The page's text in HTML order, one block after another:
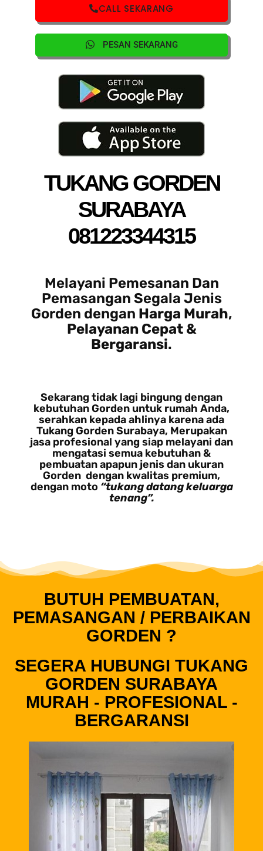
TUKANG GORDEN
SURABAYA
081223344315
Melayani Pemesanan Dan
Pemasangan Segala Jenis
Gorden dengan Harga Murah,
Pelayanan Cepat &
Bergaransi.
Sekarang tidak lagi bingung dengan
kebutuhan Gorden untuk rumah Anda,
serahkan kepada ahlinya karena ada
Tukang Gorden Surabaya, Merupakan
jasa profesional yang siap melayani dan
mengatasi semua kebutuhan &
pembuatan apapun jenis dan ukuran
Gorden dengan kwalitas premium,
dengan moto “tukang datang keluarga
tenang”.
CALL SEKARANG
PESAN SEKARANG
BUTUH PEMBUATAN,
PEMASANGAN / PERBAIKAN
GORDEN ?
SEGERA HUBUNGI TUKANG
GORDEN SURABAYA
MURAH - PROFESIONAL -
BERGARANSI